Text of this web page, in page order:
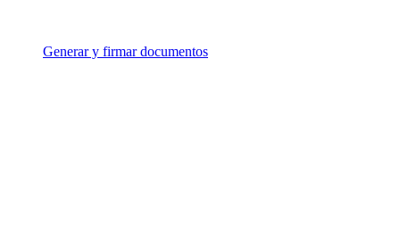
Generar y firmar documentos